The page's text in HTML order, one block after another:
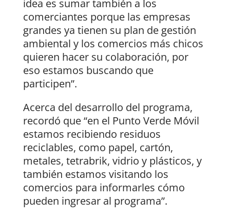
idea es sumar también a los
comerciantes porque las empresas
grandes ya tienen su plan de gestión
ambiental y los comercios más chicos
quieren hacer su colaboración, por
eso estamos buscando que
participen”.
Acerca del desarrollo del programa,
recordó que “en el Punto Verde Móvil
estamos recibiendo residuos
reciclables, como papel, cartón,
metales, tetrabrik, vidrio y plásticos, y
también estamos visitando los
comercios para informarles cómo
pueden ingresar al programa”.